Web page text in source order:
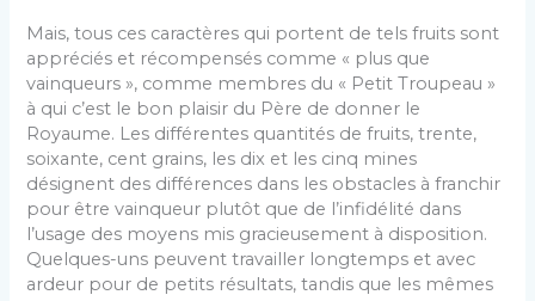
Mais, tous ces caractères qui portent de tels fruits sont
appréciés et récompensés comme « plus que
vainqueurs », comme membres du « Petit Troupeau »
à qui c’est le bon plaisir du Père de donner le
Royaume. Les différentes quantités de fruits, trente,
soixante, cent grains, les dix et les cinq mines
désignent des différences dans les obstacles à franchir
pour être vainqueur plutôt que de l’infidélité dans
l’usage des moyens mis gracieusement à disposition.
Quelques-uns peuvent travailler longtemps et avec
ardeur pour de petits résultats, tandis que les mêmes